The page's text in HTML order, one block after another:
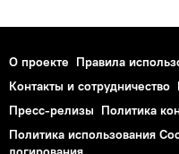
О проекте Правила
Контакты и сотрудничество
Пресс-релизы Политика
Политика использования